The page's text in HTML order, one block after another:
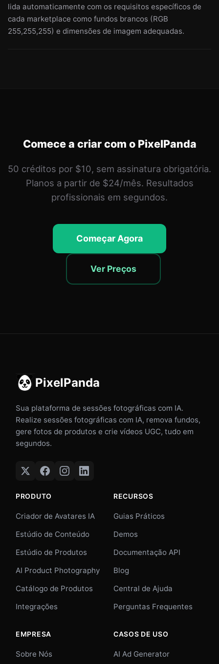
lida automaticamente com os requisitos específicos de
cada marketplace como fundos brancos (RGB
255,255,255) e dimensões de imagem adequadas.
Comece a criar com o PixelPanda
50 créditos por $10, sem assinatura obrigatória.
Planos a partir de $24/mês. Resultados
profissionais em segundos.
Começar Agora
Ver Preços
PixelPanda
Sua plataforma de sessões fotográficas com IA.
Realize sessões fotográficas com IA, remova fundos,
gere fotos de produtos e crie vídeos UGC, tudo em
segundos.
PRODUTO
Criador de Avatares IA
Estúdio de Conteúdo
Estúdio de Produtos
AI Product Photography
Catálogo de Produtos
Integrações
RECURSOS
Guias Práticos
Demos
Documentação API
Blog
Central de Ajuda
Perguntas Frequentes
EMPRESA
Sobre Nós
CASOS DE USO
AI Ad Generator